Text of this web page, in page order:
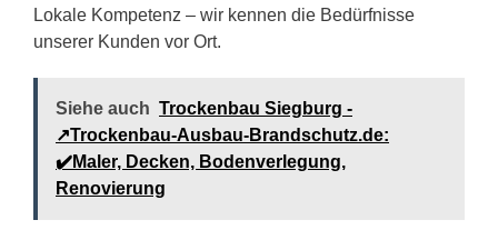
Lokale Kompetenz – wir kennen die Bedürfnisse
unserer Kunden vor Ort.
Siehe auch Trockenbau Siegburg -
↗️Trockenbau-Ausbau-Brandschutz.de:
✔️Maler, Decken, Bodenverlegung,
Renovierung